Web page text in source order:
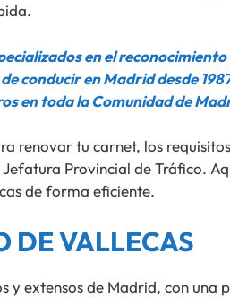
en el
conducir en Madrid desde
en toda la Comunidad de
renovar tu carnet, los
Provincial de Tráfico.
de forma eficiente.
DE VALLECAS
y extensos de Madrid, con una